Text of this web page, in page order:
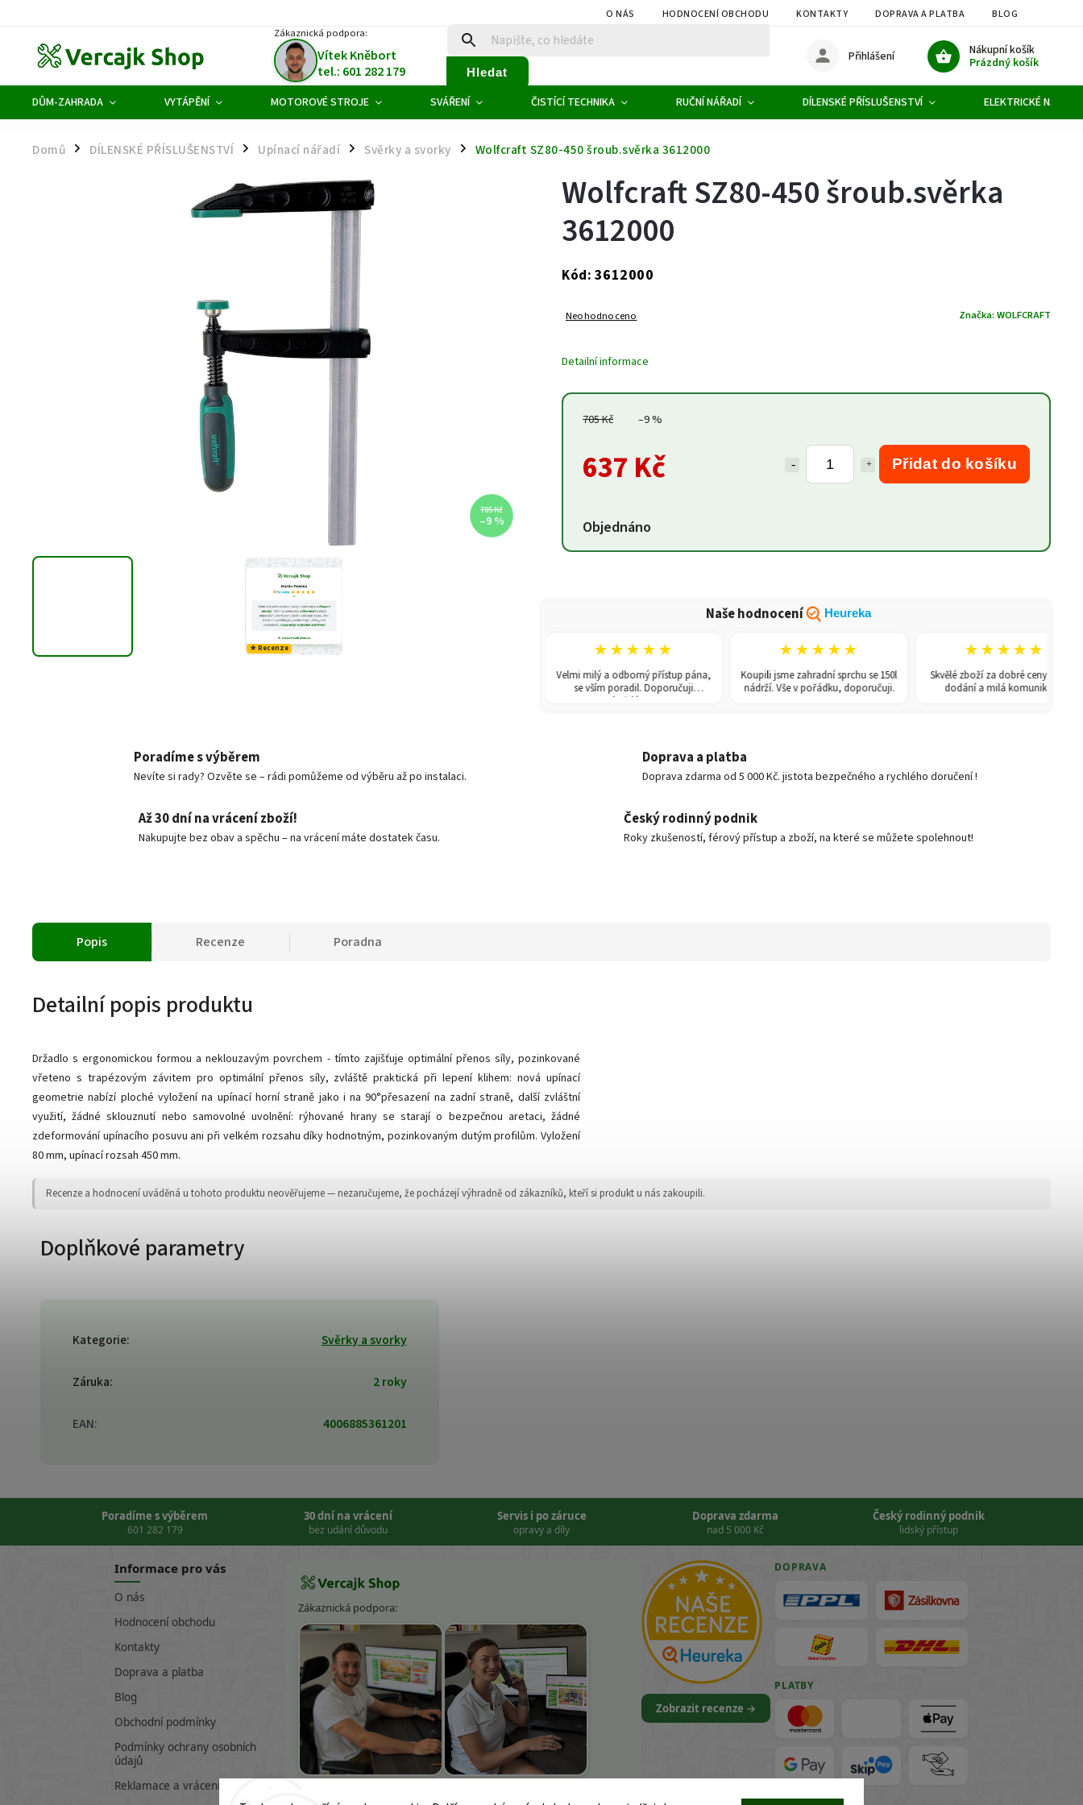
O NÁS HODNOCENÍ OBCHODU KONTAKTY DOPRAVA A PLATBA BLOG
Zákaznická podpora:
Vítek Kněbort
tel.: 601 282 179
Hledat
Nákupní košík
Prázdný košík
Přihlášení
DŮM-ZAHRADA VYTÁPĚNÍ MOTOROVÉ STROJE SVÁŘENÍ ČISTÍCÍ TECHNIKA RUČNÍ NÁŘADÍ DÍLENSKÉ PŘÍSLUŠENSTVÍ ELEKTRICKÉ NÁŘADÍ
Domů / DÍLENSKÉ PŘÍSLUŠENSTVÍ / Upínací nářadí / Svěrky a svorky / Wolfcraft SZ80-450 šroub.svěrka 3612000
705 Kč
–9 %
★ Recenze
705 Kč –9 %
637 Kč Přidat do košíku
Objednáno
Wolfcraft SZ80-450 šroub.svěrka
3612000
Kód: 3612000
Neohodnoceno Značka: WOLFCRAFT
Detailní informace
Naše hodnocení Heureka
★★★★★
Velmi milý a odborný přístup pána,
se vším poradil. Doporučuji
každému!
★★★★★
Koupili jsme zahradní sprchu se 150l
nádrží. Vše v pořádku, doporučuji.
★★★★★
Skvělé zboží za dobré ceny, rychlé
dodání a milá komunikace.
Poradíme s výběrem
Nevíte si rady? Ozvěte se – rádi pomůžeme od výběru až po instalaci.
Doprava a platba
Doprava zdarma od 5 000 Kč. jistota bezpečného a rychlého doručení !
Až 30 dní na vrácení zboží!
Nakupujte bez obav a spěchu – na vrácení máte dostatek času.
Český rodinný podnik
Roky zkušeností, férový přístup a zboží, na které se můžete spolehnout!
Popis Recenze Poradna
Detailní popis produktu
Držadlo s ergonomickou formou a neklouzavým povrchem - tímto zajišťuje optimální přenos síly, pozinkované
vřeteno s trapézovým závitem pro optimální přenos síly, zvláště praktická při lepení klihem: nová upínací
geometrie nabízí ploché vyložení na upínací horní straně jako i na 90°přesazení na zadní straně, další zvláštní
využití, žádné sklouznutí nebo samovolné uvolnění: rýhované hrany se starají o bezpečnou aretaci, žádné
zdeformování upínacího posuvu ani při velkém rozsahu díky hodnotným, pozinkovaným dutým profilům. Vyložení
80 mm, upínací rozsah 450 mm.
Recenze a hodnocení uváděná u tohoto produktu neověřujeme — nezaručujeme, že pocházejí výhradně od zákazníků, kteří si produkt u nás zakoupili.
Doplňkové parametry
Kategorie: Svěrky a svorky
Záruka: 2 roky
EAN: 4006885361201
Poradíme s výběrem
601 282 179
30 dní na vrácení
bez udání důvodu
Servis i po záruce
opravy a díly
Doprava zdarma
nad 5 000 Kč
Český rodinný podnik
lidský přístup
Informace pro vás
O nás
Hodnocení obchodu
Kontakty
Doprava a platba
Blog
Obchodní podmínky
Podmínky ochrany osobních
údajů
Reklamace a vrácení zboží
Zákaznická podpora:
Zobrazit recenze →
DOPRAVA
PLATBY